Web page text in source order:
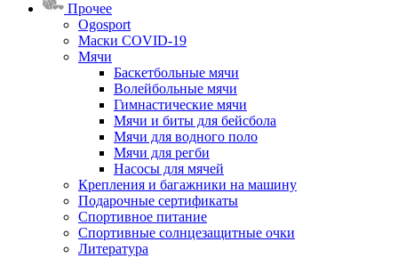
Прочее
Ogosport
Маски COVID-19
Мячи
Баскетбольные мячи
Волейбольные мячи
Гимнастические мячи
Мячи и биты для бейсбола
Мячи для водного поло
Мячи для регби
Насосы для мячей
Крепления и багажники на машину
Подарочные сертификаты
Спортивное питание
Спортивные солнцезащитные очки
Литература